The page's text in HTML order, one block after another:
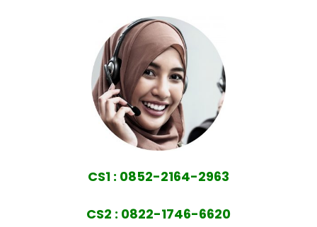
CS1 : 0852-2164-2963
CS2 : 0822-1746-6620